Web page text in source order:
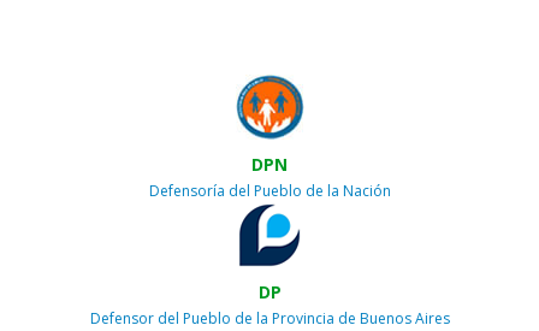
DPN
Defensoría del Pueblo de la Nación
DP
Defensor del Pueblo de la Provincia de Buenos Aires